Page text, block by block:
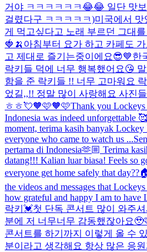
거야 ㅋㅋㅋㅋㅋㅋ😂😂 일단 맛
걸렸다구 ㅋㅋㅋㅋㅋ)미국에서 맛
게 먹고싶다고 노래 부르던 그대
🍓🍌 아침부터 요가 하고 카페도
고 제대로 즐기는중이에요😎💙한
락키들 덕에 너무 행복했어요😘
함을 준 락키들 !! 너무 고마워요
었길,,!! 정말 많이 사랑해요 사진
ㅎㅎ💘🧡🩷🧡🩷Thank you
Indonesia was indeed unforgettable
moment, terima kasih banyak
everyone who came to watch us ...
pertama di Indonesia🫶🏼 Terima
datang!!! Kalian luar biasa! Feels so
everyone get home safely that
the videos and messages that
how grateful and happy I am to have
락키💓첫 단독 콘서트 많이 와주
분에 저 너무너무 감동했잖아요
콘서트를 하기까지 이렇게 올 수
분이라고 생각해요 항상 많은 응